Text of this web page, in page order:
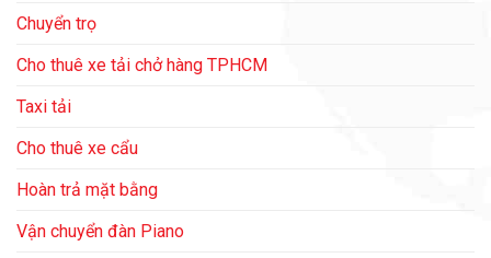
Chuyển trọ
Cho thuê xe tải chở hàng TPHCM
Taxi tải
Cho thuê xe cẩu
Hoàn trả mặt bằng
Vận chuyển đàn Piano